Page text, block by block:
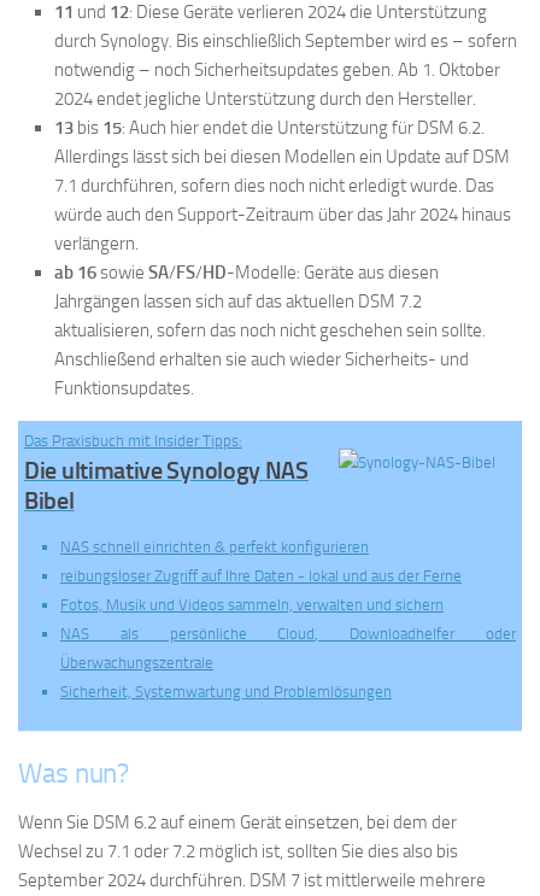
11 und 12: Diese Geräte verlieren 2024 die Unterstützung
durch Synology. Bis einschließlich September wird es – sofern
notwendig – noch Sicherheitsupdates geben. Ab 1. Oktober
2024 endet jegliche Unterstützung durch den Hersteller.
13 bis 15: Auch hier endet die Unterstützung für DSM 6.2.
Allerdings lässt sich bei diesen Modellen ein Update auf DSM
7.1 durchführen, sofern dies noch nicht erledigt wurde. Das
würde auch den Support-Zeitraum über das Jahr 2024 hinaus
verlängern.
ab 16sowie SA/FS/HD-Modelle: Geräte aus diesen
Jahrgängen lassen sich auf das aktuellen DSM 7.2
aktualisieren, sofern das noch nicht geschehen sein sollte.
Anschließend erhalten sie auch wieder Sicherheits- und
Funktionsupdates.
Das Praxisbuch mit Insider Tipps:
Die ultimative Synology NAS
Bibel
NAS schnell einrichten & perfekt konfigurieren
reibungsloser Zugriff auf Ihre Daten - lokal und aus der Ferne
Fotos, Musik und Videos sammeln, verwalten und sichern
NAS als persönliche Cloud, Downloadhelfer oder
Überwachungszentrale
Sicherheit, Systemwartung und Problemlösungen
Was nun?
Wenn Sie DSM 6.2 auf einem Gerät einsetzen, bei dem der
Wechsel zu 7.1 oder 7.2 möglich ist, sollten Sie dies also bis
September 2024 durchführen. DSM 7 ist mittlerweile mehrere